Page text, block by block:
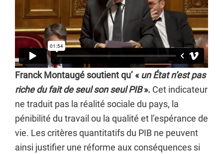
Franck Montaugé soutient qu’ «un État n’est pas
riche du fait de seul son seul PIB». Cet indicateur
ne traduit pas la réalité sociale du pays, la
pénibilité du travail ou la qualité et l’espérance de
vie. Les critères quantitatifs du PIB ne peuvent
ainsi justifier une réforme aux conséquences si